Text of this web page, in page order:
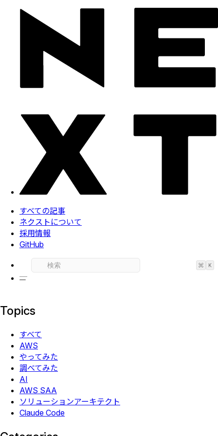
すべての記事
ネクストについて
採用情報
GitHub
⌘ K
Topics
すべて
AWS
やってみた
調べてみた
AI
AWS SAA
ソリューションアーキテクト
Claude Code